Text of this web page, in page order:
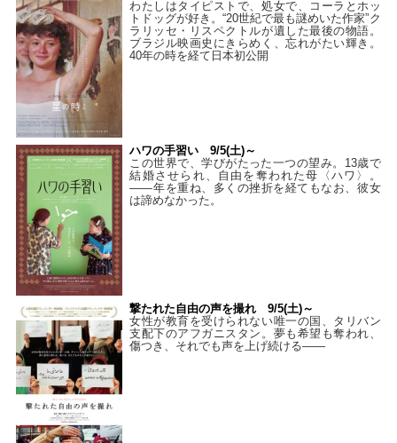
わたしはタイピストで、処⼥で、コーラとホッ
トドッグが好き。“20世紀で最も謎めいた作家”ク
ラリッセ・リスペクトルが遺した最後の物語。
ブラジル映画史にきらめく、忘れがたい輝き。
40年の時を経て⽇本初公開
ハワの手習い 9/5(土)～
この世界で、学びがたった一つの望み。13歳で
結婚させられ、自由を奪われた母〈ハワ〉。
——年を重ね、多くの挫折を経てもなお、彼女
は諦めなかった。
撃たれた自由の声を撮れ 9/5(土)～
女性が教育を受けられない唯一の国、タリバン
支配下のアフガニスタン。夢も希望も奪われ、
傷つき、それでも声を上げ続ける——